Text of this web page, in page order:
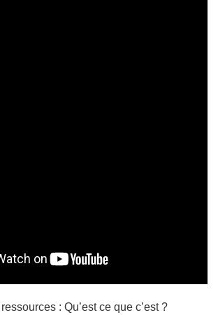
: Qu’est ce que c’est ?